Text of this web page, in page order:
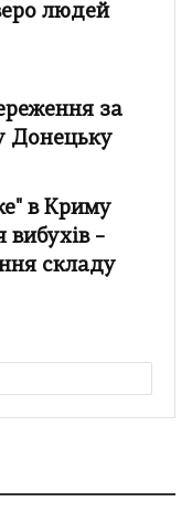
людей
за
Донецьку
в Криму
–
складу